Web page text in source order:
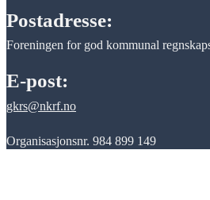
Postadresse:
Foreningen for god kommunal
E-post:
gkrs@nkrf.no
Organisasjonsnr. 984 899 149